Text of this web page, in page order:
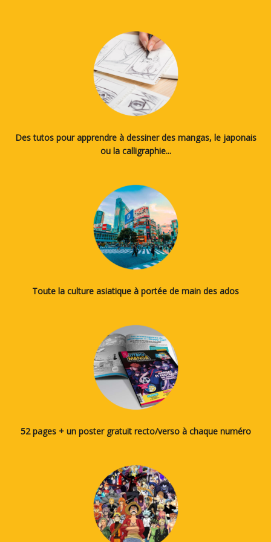
Des tutos pour apprendre à dessiner des mangas, le japonais
ou la calligraphie...
Toute la culture asiatique à portée de main des ados
52 pages + un poster gratuit recto/verso à chaque numéro